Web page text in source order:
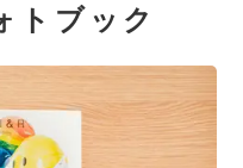
ブック